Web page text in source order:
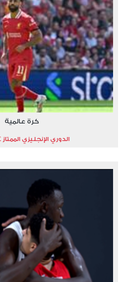
كرة عالمية
الدوري الإنجليزي الممتاز 2024-2025